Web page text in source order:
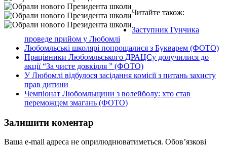
Читайте також:
Заступник Гунчика
проведе прийом у Любомлі
Любомльські школярі попрощалися з Букварем (ФОТО)
Працівники Любомльського ДРАЦСу долучилися до
акції “За чисте довкілля ” (ФОТО)
У Любомлі відбулося засідання комісії з питань захисту
прав дитини
Чемпіонат Любомльщини з волейболу: хто став
переможцем змагань (ФОТО)
Залишити коментар
Ваша e-mail адреса не оприлюднюватиметься. Обов’язкові